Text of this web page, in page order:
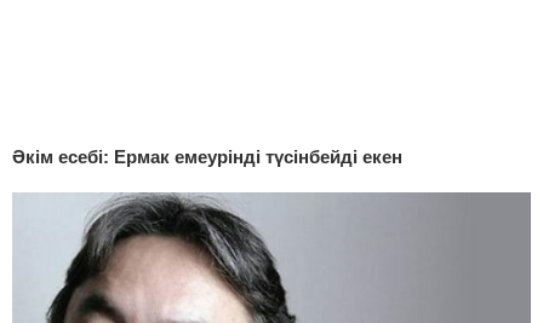
Әкім есебі: Ермак емеурінді түсінбейді екен